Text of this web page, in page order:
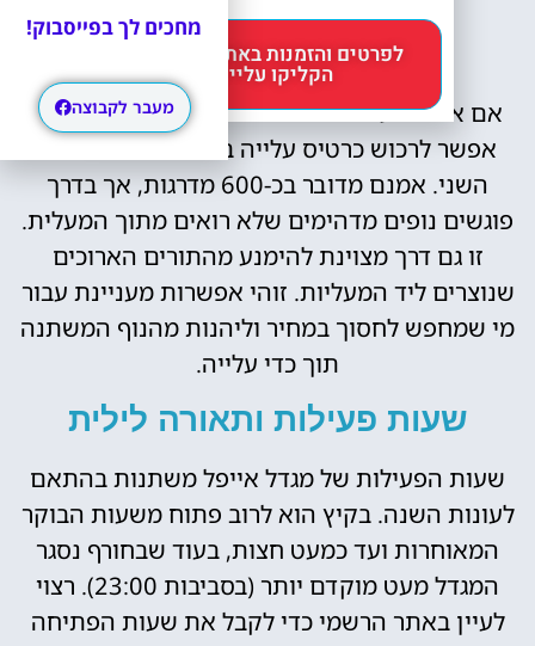
המגיעים עד המפלס העליון.
עלייה במדרגות
אם אתם מעוניינים בחוויה ייחודית וגופנית יותר,
אפשר לרכוש כרטיס עלייה במדרגות עד המפלס
השני. אמנם מדובר בכ-600 מדרגות, אך בדרך
פוגשים נופים מדהימים שלא רואים מתוך המעלית.
זו גם דרך מצוינת להימנע מהתורים הארוכים
שנוצרים ליד המעליות. זוהי אפשרות מעניינת עבור
מי שמחפש לחסוך במחיר וליהנות מהנוף המשתנה
תוך כדי עלייה.
שעות פעילות ותאורה לילית
שעות הפעילות של מגדל אייפל משתנות בהתאם
לעונות השנה. בקיץ הוא לרוב פתוח משעות הבוקר
המאוחרות ועד כמעט חצות, בעוד שבחורף נסגר
המגדל מעט מוקדם יותר (בסביבות 23:00). רצוי
לעיין באתר הרשמי כדי לקבל את שעות הפתיחה
הקליקו עליי 😊
מחכים לך בפייסבוק!
מעבר לקבוצה